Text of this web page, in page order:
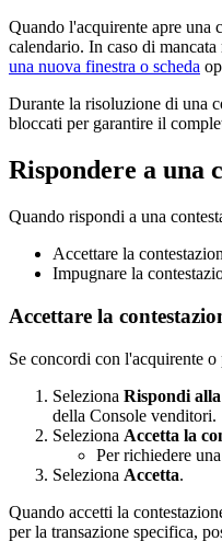
Quando l'acquirente apre una
calendario. In caso di
una nuova finestra o scheda
Durante la risoluzione di una
bloccati per garantire il
Rispondere a una
Quando rispondi a una
Accettare la
Impugnare la
Accettare la
Se concordi con l'acquirente
Seleziona Rispondi
della Console venditori.
Seleziona Accetta la
Per richiedere
Seleziona Accetta.
Quando accetti la
per la transazione specifica,